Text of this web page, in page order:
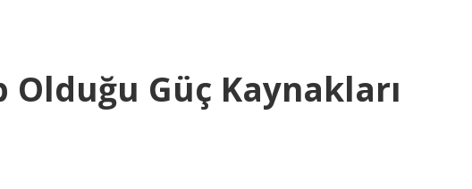
Güç Kaynakları